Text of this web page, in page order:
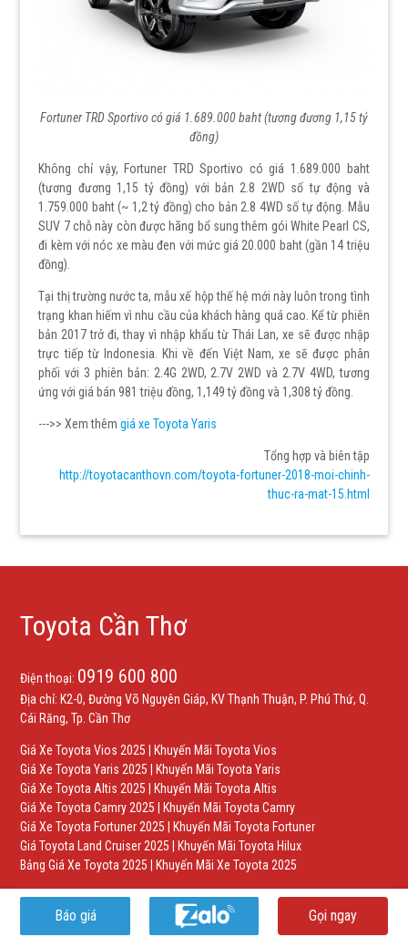
Fortuner TRD Sportivo có giá 1.689.000 baht (tương đương 1,15 tỷ
đồng)
Không chỉ vậy, Fortuner TRD Sportivo có giá 1.689.000 baht
(tương đương 1,15 tỷ đồng) với bản 2.8 2WD số tự động và
1.759.000 baht (~ 1,2 tỷ đồng) cho bản 2.8 4WD số tự động. Mẫu
SUV 7 chỗ này còn được hãng bổ sung thêm gói White Pearl CS,
đi kèm với nóc xe màu đen với mức giá 20.000 baht (gần 14 triệu
đồng).
Tại thị trường nước ta, mẫu xế hộp thế hệ mới này luôn trong tình
trạng khan hiếm vì nhu cầu của khách hàng quá cao. Kể từ phiên
bản 2017 trở đi, thay vì nhập khẩu từ Thái Lan, xe sẽ được nhập
trực tiếp từ Indonesia. Khi về đến Việt Nam, xe sẽ được phân
phối với 3 phiên bản: 2.4G 2WD, 2.7V 2WD và 2.7V 4WD, tương
ứng với giá bán 981 triệu đồng, 1,149 tỷ đồng và 1,308 tỷ đồng.
--->> Xem thêmgiá xe Toyota Yaris
Tổng hợp và biên tập
http://toyotacanthovn.com/toyota-fortuner-2018-moi-chinh-
thuc-ra-mat-15.html
Toyota Cần Thơ
Điện thoại: 0919 600 800
Địa chỉ: K2-0, Đường Võ Nguyên Giáp, KV Thạnh Thuận, P. Phú Thứ, Q.
Cái Răng, Tp. Cần Thơ
Giá Xe Toyota Vios 2025 |Khuyến Mãi Toyota Vios
Giá Xe Toyota Yaris 2025 |Khuyến Mãi Toyota Yaris
Giá Xe Toyota Altis 2025 |Khuyến Mãi Toyota Altis
Giá Xe Toyota Camry 2025 |Khuyến Mãi Toyota Camry
Giá Xe Toyota Fortuner 2025 |Khuyến Mãi Toyota Fortuner
Giá Toyota Land Cruiser 2025 |Khuyến Mãi Toyota Hilux
Bảng Giá Xe Toyota 2025 |Khuyến Mãi Xe Toyota 2025
Báo giá Gọi ngay